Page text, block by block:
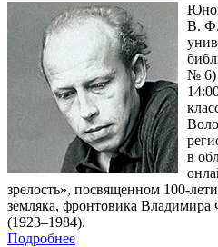
В. Ф.
№ 6)
в
зрелость», посвященном 100-
земляка, фронтовика Владимира
(1923–1984).
Подробнее